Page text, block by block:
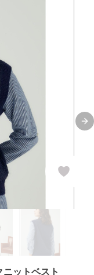
ットベスト